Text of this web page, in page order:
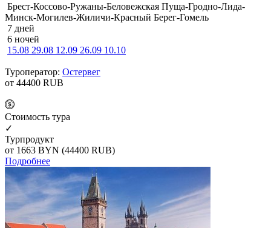
Брест-Коссово-Ружаны-Беловежская Пуща-Гродно-Лида-
Минск-Могилев-Жиличи-Красный Берег-Гомель
7 дней
6 ночей
15.08 29.08 12.09 26.09 10.10
Туроператор: Остервег
от 44400 RUB
Cтоимость тура
✓
Турпродукт
от 1663 BYN (44400 RUB)
Подробнее